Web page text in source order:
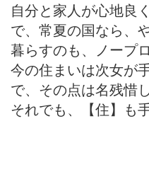
自分と家人が心地良
で、常夏の国なら、
暮らすのも、ノープ
今の住まいは次女が
で、その点は名残惜
それでも、【住】も